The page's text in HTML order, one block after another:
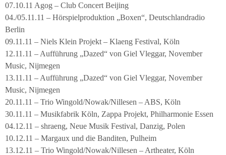
07.10.11 Agog – Club Concert Beijing
04./05.11.11 – Hörspielproduktion „Boxen“, Deutschlandradio
Berlin
09.11.11 – Niels Klein Projekt – Klaeng Festival, Köln
12.11.11 – Aufführung „Dazed“ von Giel Vleggar, November
Music, Nijmegen
13.11.11 – Aufführung „Dazed“ von Giel Vleggar, November
Music, Nijmegen
20.11.11 – Trio Wingold/Nowak/Nillesen – ABS, Köln
30.11.11 – Musikfabrik Köln, Zappa Projekt, Philharmonie Essen
04.12.11 – shraeng, Neue Musik Festival, Danzig, Polen
10.12.11 – Margaux und die Banditen, Pulheim
13.12.11 – Trio Wingold/Nowak/Nillesen – Artheater, Köln